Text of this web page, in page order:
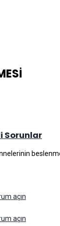
Sorunlar
açın
açın